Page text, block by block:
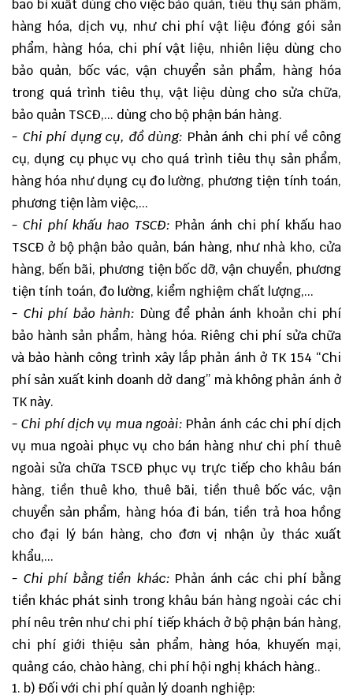
bao bì xuất dùng cho việc bảo quản, tiêu thụ sản phẩm,
hàng hóa, dịch vụ, như chi phí vật liệu đóng gói sản
phẩm, hàng hóa, chi phí vật liệu, nhiên liệu dùng cho
bảo quản, bốc vác, vận chuyển sản phẩm, hàng hóa
trong quá trình tiêu thụ, vật liệu dùng cho sửa chữa,
bảo quản TSCĐ,... dùng cho bộ phận bán hàng.
- Chi phí dụng cụ, đồ dùng: Phản ánh chi phí về công
cụ, dụng cụ phục vụ cho quá trình tiêu thụ sản phẩm,
hàng hóa như dụng cụ đo lường, phương tiện tính toán,
phương tiện làm việc,...
- Chi phí khấu hao TSCĐ: Phản ánh chi phí khấu hao
TSCĐ ở bộ phận bảo quản, bán hàng, như nhà kho, cửa
hàng, bến bãi, phương tiện bốc dỡ, vận chuyển, phương
tiện tính toán, đo lường, kiểm nghiệm chất lượng,...
- Chi phí bảo hành: Dùng để phản ánh khoản chi phí
bảo hành sản phẩm, hàng hóa. Riêng chi phí sửa chữa
và bảo hành công trình xây lắp phản ánh ở TK 154 “Chi
phí sản xuất kinh doanh dở dang” mà không phản ánh ở
TK này.
- Chi phí dịch vụ mua ngoài: Phản ánh các chi phí dịch
vụ mua ngoài phục vụ cho bán hàng như chi phí thuê
ngoài sửa chữa TSCĐ phục vụ trực tiếp cho khâu bán
hàng, tiền thuê kho, thuê bãi, tiền thuê bốc vác, vận
chuyển sản phẩm, hàng hóa đi bán, tiền trả hoa hồng
cho đại lý bán hàng, cho đơn vị nhận ủy thác xuất
khẩu,...
- Chi phí bằng tiền khác: Phản ánh các chi phí bằng
tiền khác phát sinh trong khâu bán hàng ngoài các chi
phí nêu trên như chi phí tiếp khách ở bộ phận bán hàng,
chi phí giới thiệu sản phẩm, hàng hóa, khuyến mại,
quảng cáo, chào hàng, chi phí hội nghị khách hàng..
b) Đối với chi phí quản lý doanh nghiệp: